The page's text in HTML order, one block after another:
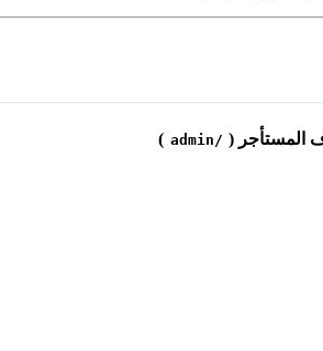
المستأجر ( /admin
)